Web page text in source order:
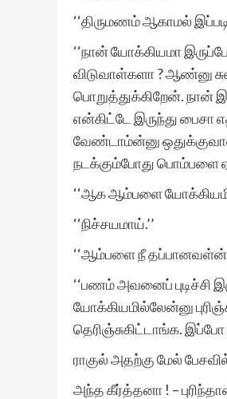
‘‘திருமணம் ஆகாமல்
‘‘நான் யோக்கியமா
விடுவாள்களா ? ஆண்னு
பொறுத்துக்கிறேன். நான்
என்கிட்டே இருந்து பைசா
வேண்டாம்ன்னு
நடக்கும்போது பொம்பளை
‘‘ஆக ஆம்பளை
‘‘நிச்சயமாய்.’’
‘‘ஆம்பளை நீ
‘‘பணம் அவனைப்
யோக்கியமில்லேன்னு
தெரிஞ்சுகிட்டாங்க. இப்போ
ராகுல் அதற்கு மேல்
அந்த கீர்த்தனா ! –